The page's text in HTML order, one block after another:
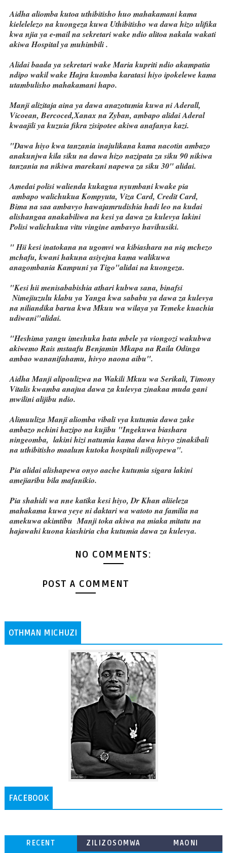
Aidha aliomba kutoa uthibitisho huo mahakamani kama
kielelelezo na kuongeza kuwa Uthibitisho wa dawa hizo ulifika
kwa njia ya e-mail na sekretari wake ndio alitoa nakala wakati
akiwa Hospital ya muhimbili .
Alidai baada ya sekretari wake Maria kupriti ndio akampatia
ndipo wakil wake Hajra kuomba karatasi hiyo ipokelewe kama
utambulisho mahakamani hapo.
Manji alizitaja aina ya dawa anazotumia kuwa ni Aderall,
Vicoean, Bercoced,Xanax na Zyban, ambapo alidai Aderal
kwaajili ya kuzuia fikra zisipotee akiwa anafanya kazi.
"Dawa hiyo kwa tanzania inajulikana kama nacotin ambazo
anakunjwa kila siku na dawa hizo nazipata za siku 90 nikiwa
tanzania na nikiwa marekani napewa za siku 30" alidai.
Amedai polisi walienda kukagua nyumbani kwake pia
ambapo walichukua Kompyuta, Viza Card, Credit Card,
Bima na saa ambavyo hawajamrudishia hadi leo na kudai
alishangaa anakabiliwa na kesi ya dawa za kulevya lakini
Polisi walichukua vitu vingine ambavyo havihusiki.
" Hii kesi inatokana na ugomvi wa kibiashara na niq mchezo
mchafu, kwani hakuna asiyejua kama walikuwa
anagombania Kampuni ya Tigo"alidai na kuongeza.
"Kesi hii menisababishia athari kubwa sana, binafsi
Nimejiuzulu klabu ya Yanga kwa sababu ya dawa za kulevya
na niliandika barua kwa Mkuu wa wilaya ya Temeke kuachia
udiwani"alidai.
"Heshima yangu imeshuka hata mbele ya viongozi wakubwa
akiwemo Rais mstaafu Benjamin Mkapa na Raila Odinga
ambao wananifahamu, hivyo naona aibu".
Aidha Manji alipoulizwa na Wakili Mkuu wa Serikali, Timony
Vitalis kwamba anajua dawa za kulevya zinakaa muda gani
mwilini alijibu ndio.
Alimuuliza Manji aliomba vibali vya kutumia dawa zake
ambazo nchini hazipo na kujibu "Ingekuwa biashara
ningeomba, lakini hizi natumia kama dawa hivyo zinakibali
na uthibitisho maalum kutoka hospitali niliyopewa".
Pia alidai alishapewa onyo aache kutumia sigara lakini
amejiaribu bila mafanikio.
Pia shahidi wa nne katika kesi hiyo, Dr Khan aliieleza
mahakama kuwa yeye ni daktari wa watoto na familia na
amekuwa akimtibu Manji toka akiwa na miaka mitatu na
hajawahi kuona kiashiria cha kutumia dawa za kulevya.
NO COMMENTS:
POST A COMMENT
OTHMAN MICHUZI
FACEBOOK
RECENT ZILIZOSOMWA MAONI